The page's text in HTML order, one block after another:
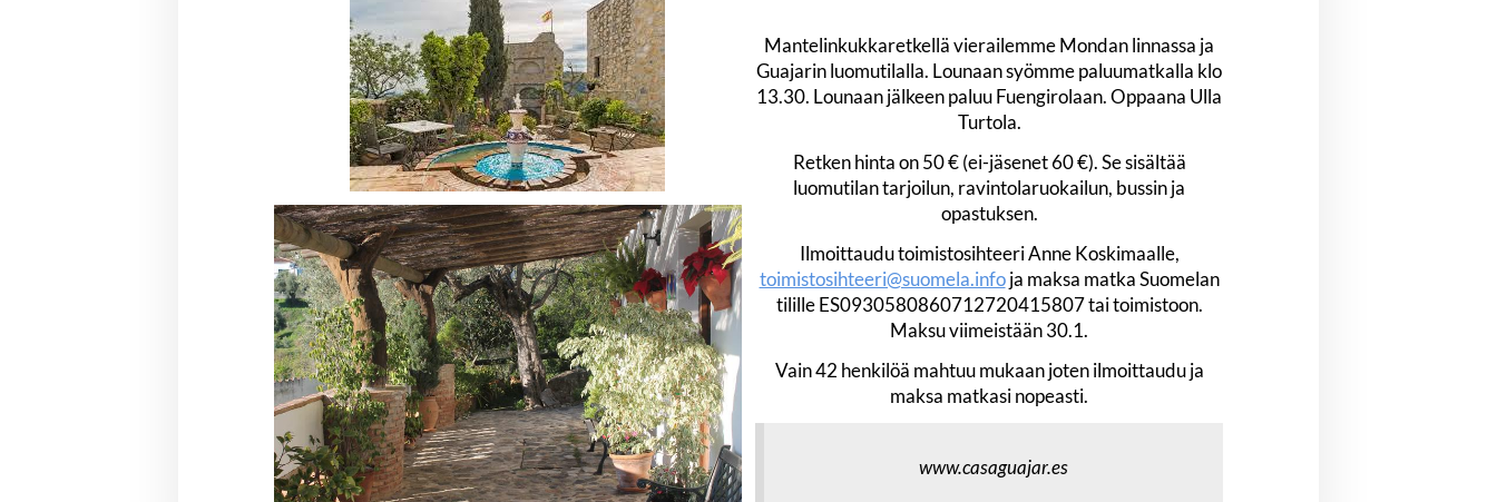
Mantelinkukkaretkellä vierailemme Mondan linnassa ja
Guajarin luomutilalla. Lounaan syömme paluumatkalla klo
13.30. Lounaan jälkeen paluu Fuengirolaan. Oppaana Ulla
Turtola.
Retken hinta on 50 € (ei-jäsenet 60 €). Se sisältää
luomutilan tarjoilun, ravintolaruokailun, bussin ja
opastuksen.
Ilmoittaudu toimistosihteeri Anne Koskimaalle,
toimistosihteeri@suomela.infoja maksa matka Suomelan
tilille ES0930580860712720415807 tai toimistoon.
Maksu viimeistään 30.1.
Vain 42 henkilöä mahtuu mukaan joten ilmoittaudu ja
maksa matkasi nopeasti.
www.casaguajar.es